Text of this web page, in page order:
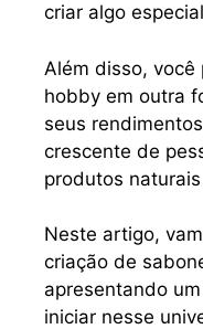
criar algo
Além disso,
hobby em outra
seus
crescente de
produtos
Neste artigo,
criação de
apresentando
iniciar nesse